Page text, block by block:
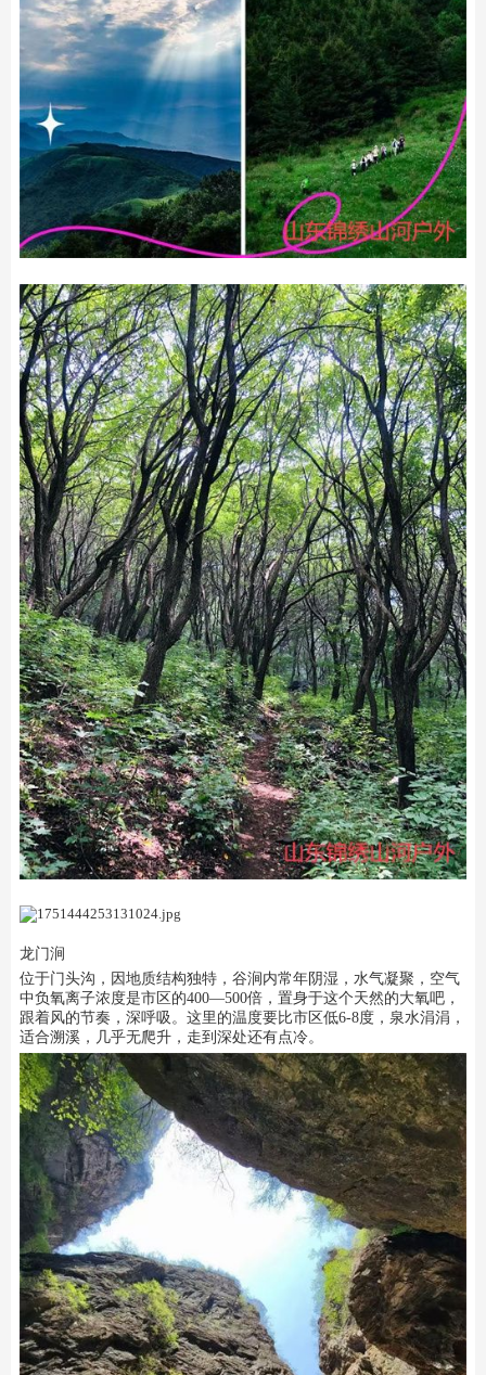
龙门涧
位于门头沟，因地质结构独特，谷涧内常年阴湿，水气凝聚，空气
中负氧离子浓度是市区的400—500倍，置身于这个天然的大氧吧，
跟着风的节奏，深呼吸。这里的温度要比市区低6-8度，泉水涓涓，
适合溯溪，几乎无爬升，走到深处还有点冷。